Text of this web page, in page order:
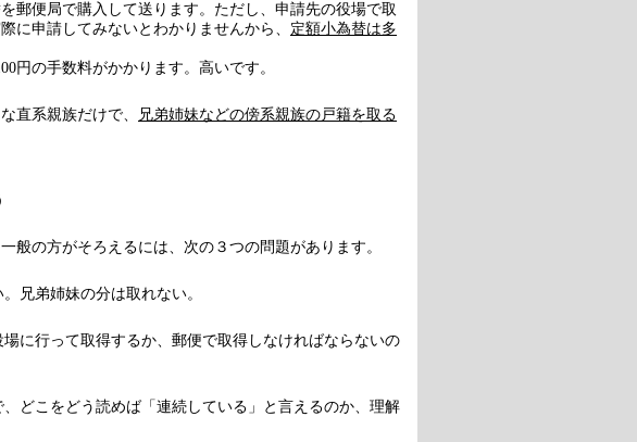
郵便局で購入して送ります。ただし、申請先の役場で取
に申請してみないとわかりませんから、 定額小為替は多
円の手数料がかかります。高いです。
直系親族だけで、
兄弟姉妹などの傍系親族の戸籍を取る
般の方がそろえるには、次の３つの問題があります。
兄弟姉妹の分は取れない。
に行って取得するか、郵便で取得しなければならないの
どこをどう読めば「連続している」と言えるのか、理解